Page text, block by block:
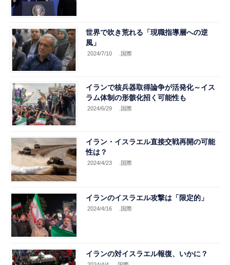
世界で吹き荒れる「現職指導層への逆
風」
2024/7/10 .国際
イランで核兵器取得論争が活発化～イス
ラム体制の形骸化招く可能性も
2024/6/29 .国際
イラン・イスラエル直接交戦再開の可能
性は？
2024/4/23 .国際
イランのイスラエル攻撃は「限定的」
2024/4/16 .国際
イランの対イスラエル報復、いかに？